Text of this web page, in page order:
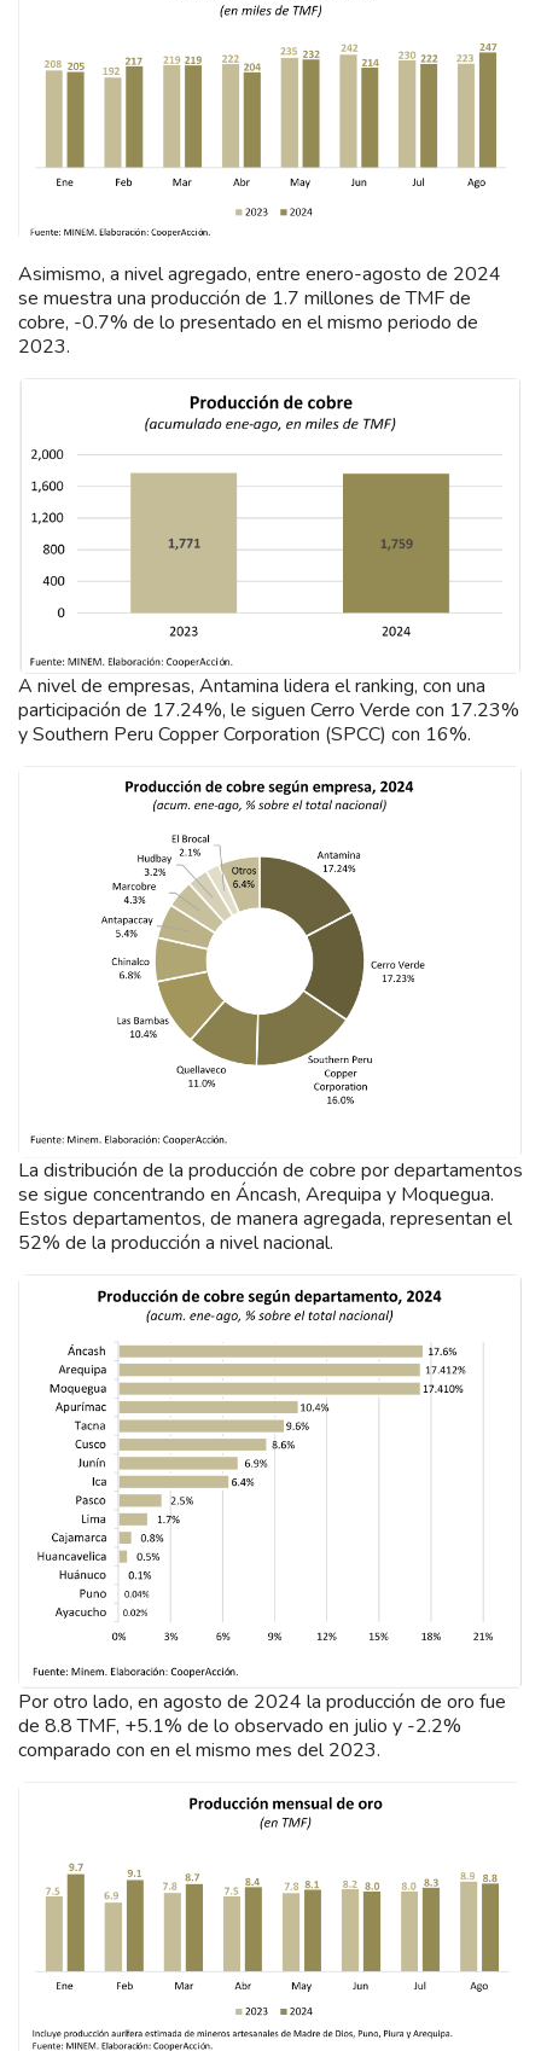
Asimismo, a nivel agregado, entre enero-agosto de 2024
se muestra una producción de 1.7 millones de TMF de
cobre, -0.7% de lo presentado en el mismo periodo de
2023.
A nivel de empresas, Antamina lidera el ranking, con una
participación de 17.24%, le siguen Cerro Verde con 17.23%
y Southern Peru Copper Corporation (SPCC) con 16%.
La distribución de la producción de cobre por departamentos
se sigue concentrando en Áncash, Arequipa y Moquegua.
Estos departamentos, de manera agregada, representan el
52% de la producción a nivel nacional.
Por otro lado, en agosto de 2024 la producción de oro fue
de 8.8 TMF, +5.1% de lo observado en julio y -2.2%
comparado con en el mismo mes del 2023.